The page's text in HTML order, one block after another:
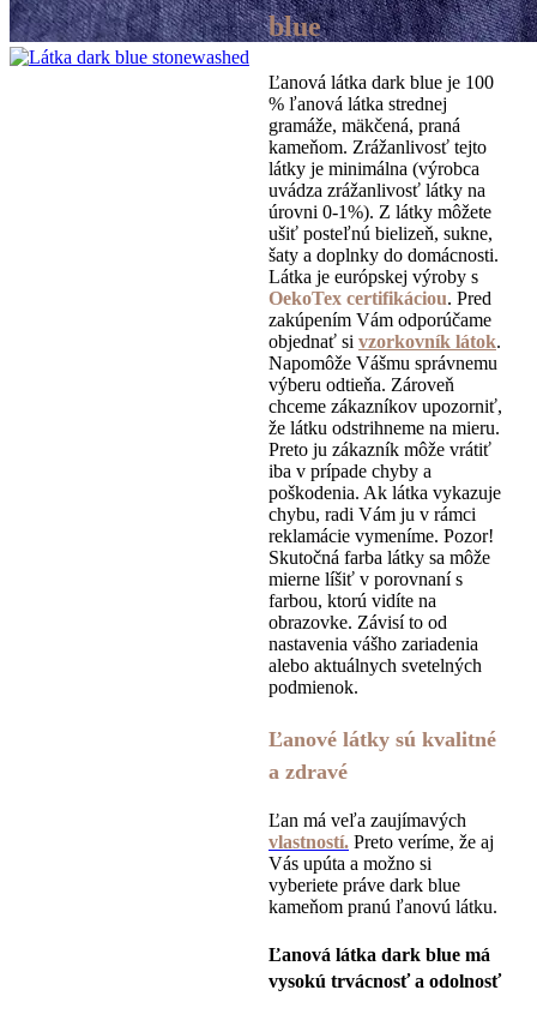
blue
Ľanová látka dark blue je 100
% ľanová látka strednej
gramáže, mäkčená, praná
kameňom. Zrážanlivosť tejto
látky je minimálna (výrobca
uvádza zrážanlivosť látky na
úrovni 0-1%). Z látky môžete
ušiť posteľnú bielizeň, sukne,
šaty a doplnky do domácnosti.
Látka je európskej výroby s
OekoTex certifikáciou. Pred
zakúpením Vám odporúčame
objednať si vzorkovník látok.
Napomôže Vášmu správnemu
výberu odtieňa. Zároveň
chceme zákazníkov upozorniť,
že látku odstrihneme na mieru.
Preto ju zákazník môže vrátiť
iba v prípade chyby a
poškodenia. Ak látka vykazuje
chybu, radi Vám ju v rámci
reklamácie vymeníme. Pozor!
Skutočná farba látky sa môže
mierne líšiť v porovnaní s
farbou, ktorú vidíte na
obrazovke. Závisí to od
nastavenia vášho zariadenia
alebo aktuálnych svetelných
podmienok.
Ľanové látky sú kvalitné
a zdravé
Ľan má veľa zaujímavých
vlastností. Preto veríme, že aj
Vás upúta a možno si
vyberiete práve dark blue
kameňom pranú ľanovú látku.
Ľanová látka dark blue má
vysokú trvácnosť a odolnosť